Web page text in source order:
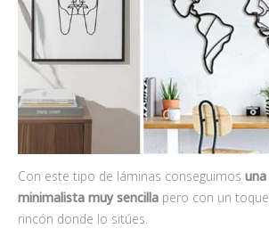
Con este tipo de láminas conseguimos
minimalista muy sencilla pero con un
rincón donde lo sitúes.